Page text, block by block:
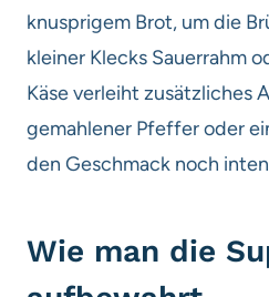
knusprigem Brot, um die
kleiner Klecks Sauerrahm
Käse verleiht zusätzliches
gemahlener Pfeffer oder
den Geschmack noch
Wie man die